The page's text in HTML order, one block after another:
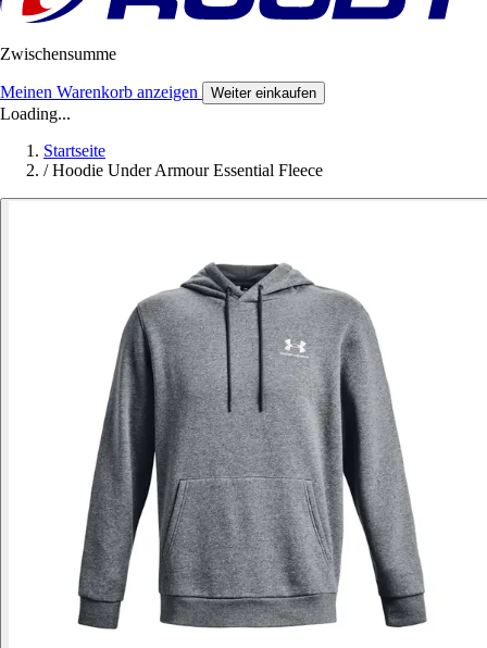
Zwischensumme
Meinen Warenkorb anzeigen Weiter einkaufen
Loading...
Startseite
/ Hoodie Under Armour Essential Fleece